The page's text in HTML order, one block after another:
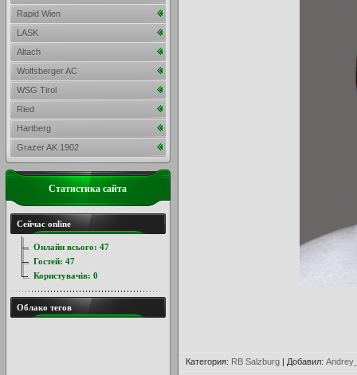
Категория: RB Salzburg | Добавил:
Rapid Wien
LASK
Altach
Wolfsberger AC
WSG Tirol
Ried
Hartberg
Grazer AK 1902
Статистика сайта
Сейчас online
Онлайн всього: 47
Гостей: 47
Користувачів: 0
Облако тегов